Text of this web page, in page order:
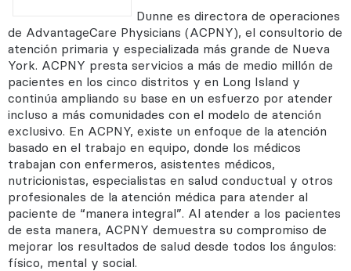
Dunne es directora de operaciones
de AdvantageCare Physicians (ACPNY), el consultorio de
atención primaria y especializada más grande de Nueva
York. ACPNY presta servicios a más de medio millón de
pacientes en los cinco distritos y en Long Island y
continúa ampliando su base en un esfuerzo por atender
incluso a más comunidades con el modelo de atención
exclusivo. En ACPNY, existe un enfoque de la atención
basado en el trabajo en equipo, donde los médicos
trabajan con enfermeros, asistentes médicos,
nutricionistas, especialistas en salud conductual y otros
profesionales de la atención médica para atender al
paciente de “manera integral”. Al atender a los pacientes
de esta manera, ACPNY demuestra su compromiso de
mejorar los resultados de salud desde todos los ángulos:
físico, mental y social.